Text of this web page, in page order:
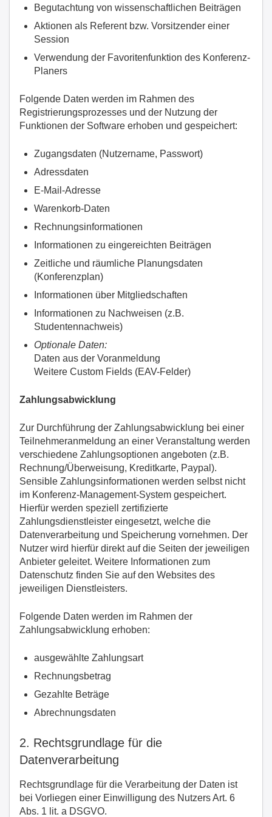
Begutachtung von wissenschaftlichen Beiträgen
Aktionen als Referent bzw. Vorsitzender einer
Session
Verwendung der Favoritenfunktion des Konferenz-
Planers
Folgende Daten werden im Rahmen des
Registrierungsprozesses und der Nutzung der
Funktionen der Software erhoben und gespeichert:
Zugangsdaten (Nutzername, Passwort)
Adressdaten
E-Mail-Adresse
Warenkorb-Daten
Rechnungsinformationen
Informationen zu eingereichten Beiträgen
Zeitliche und räumliche Planungsdaten
(Konferenzplan)
Informationen über Mitgliedschaften
Informationen zu Nachweisen (z.B.
Studentennachweis)
Optionale Daten:
Daten aus der Voranmeldung
Weitere Custom Fields (EAV-Felder)
Zahlungsabwicklung
Zur Durchführung der Zahlungsabwicklung bei einer
Teilnehmeranmeldung an einer Veranstaltung werden
verschiedene Zahlungsoptionen angeboten (z.B.
Rechnung/Überweisung, Kreditkarte, Paypal).
Sensible Zahlungsinformationen werden selbst nicht
im Konferenz-Management-System gespeichert.
Hierfür werden speziell zertifizierte
Zahlungsdienstleister eingesetzt, welche die
Datenverarbeitung und Speicherung vornehmen. Der
Nutzer wird hierfür direkt auf die Seiten der jeweiligen
Anbieter geleitet. Weitere Informationen zum
Datenschutz finden Sie auf den Websites des
jeweiligen Dienstleisters.
Folgende Daten werden im Rahmen der
Zahlungsabwicklung erhoben:
ausgewählte Zahlungsart
Rechnungsbetrag
Gezahlte Beträge
Abrechnungsdaten
2. Rechtsgrundlage für die
Datenverarbeitung
Rechtsgrundlage für die Verarbeitung der Daten ist
bei Vorliegen einer Einwilligung des Nutzers Art. 6
Abs. 1 lit. a DSGVO.